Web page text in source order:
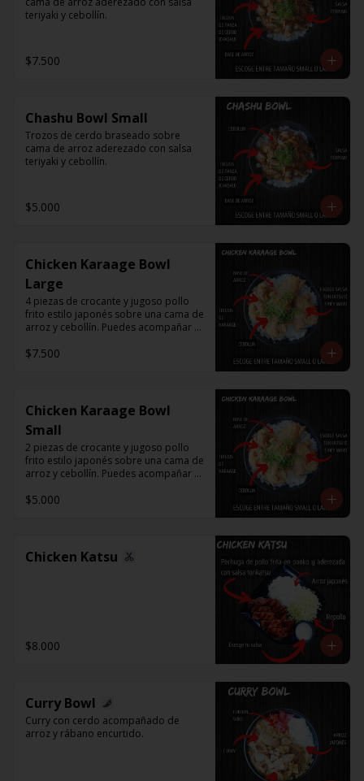
teriyaki y cebollín.
$7.500
Chashu Bowl Small
Trozos de cerdo braseado sobre
cama de arroz aderezado con salsa
teriyaki y cebollín.
$5.000
Chicken Karaage Bowl
Large
4 piezas de crocante y jugoso pollo
frito estilo japonés sobre una cama de
arroz y cebollín. Puedes acompañar
$7.500
Chicken Karaage Bowl
Small
2 piezas de crocante y jugoso pollo
frito estilo japonés sobre una cama de
arroz y cebollín. Puedes acompañar
$5.000
Chicken Katsu
$8.000
Curry Bowl
Curry con cerdo acompañado de
arroz y rábano encurtido.